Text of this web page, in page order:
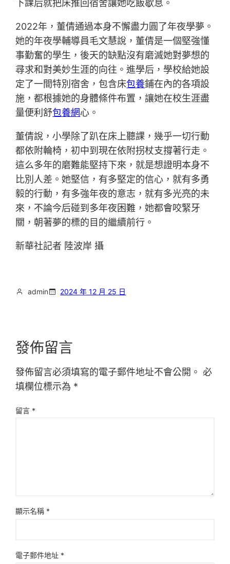
下課后就把床推回宿舍讓她吃飯歇息。
2022年，董倩通過本身不懈盡力圓了年夜學夢。
她的年夜學輔導員毛文慧說，董倩是一個堅強懂
事勤奮的學生，後天的缺點沒有磨滅她對夢想的
尋求和對美妙生涯的向往。進學后，學校給她設
定了一間特別宿舍，包含床包養鋪在內的各項設
施，都根據她的身體條件布置，讓她在校生涯盡
量便利舒包養網心。
董倩說，小學除了趴在床上聽課，幾乎一切行動
都依附輪椅，初中到現在依附拐杖支撐著行走。
這么多年的磨難能堅持下來，就是想證明本身不
比別人差。她堅信，有多堅定的信心，就有多勇
毅的行動，有多強年夜的意志，就有多光亮的未
來，不論今后碰到多年夜困難，她都會咬緊牙
關，朝著夢的標的目的繼續前行。
新華社記者 陸波岸 攝
admin 2024 年 12 月 25 日
發佈留言
發佈留言必須填寫的電子郵件地址不會公開。 必
填欄位標示為 *
留言 *
顯示名稱 *
電子郵件地址 *